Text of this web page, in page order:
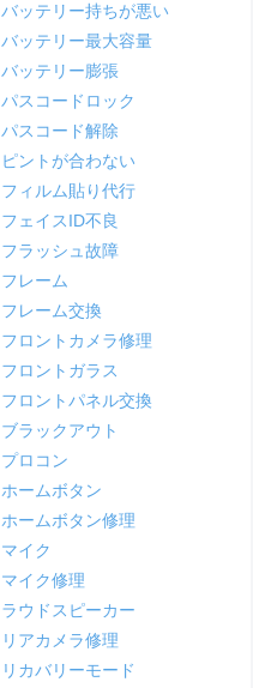
バッテリー持ちが悪い
バッテリー最大容量
バッテリー膨張
パスコードロック
パスコード解除
ピントが合わない
フィルム貼り代行
フェイスID不良
フラッシュ故障
フレーム
フレーム交換
フロントカメラ修理
フロントガラス
フロントパネル交換
ブラックアウト
プロコン
ホームボタン
ホームボタン修理
マイク
マイク修理
ラウドスピーカー
リアカメラ修理
リカバリーモード